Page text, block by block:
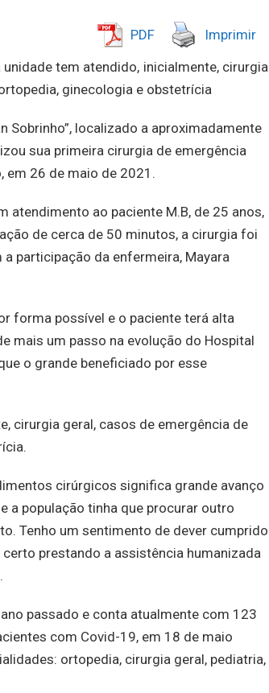
PDF Imprimir
tem atendido, inicialmente, cirurgia
ginecologia e obstetrícia
Sobrinho”, localizado a aproximadamente
sua primeira cirurgia de emergência
em 26 de maio de 2021.
atendimento ao paciente M.B, de 25 anos,
de cerca de 50 minutos, a cirurgia foi
participação da enfermeira, Mayara
forma possível e o paciente terá alta
mais um passo na evolução do Hospital
o grande beneficiado por esse
cirurgia geral, casos de emergência de
cirúrgicos significa grande avanço
a população tinha que procurar outro
Tenho um sentimento de dever cumprido
prestando a assistência humanizada
passado e conta atualmente com 123
com Covid-19, em 18 de maio
ortopedia, cirurgia geral, pediatria,